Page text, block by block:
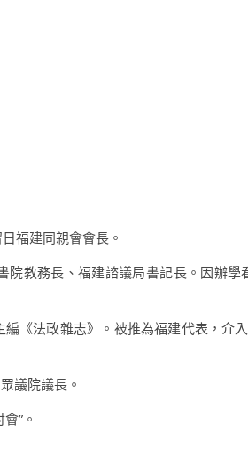
福建同親會會長。
教務長、福建諮議局書記長。因辦
《法政雜志》。被推為福建代表，介
議院議長。
”。